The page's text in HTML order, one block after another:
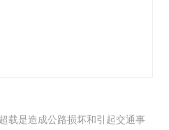
载是造成公路损坏和引起交通事